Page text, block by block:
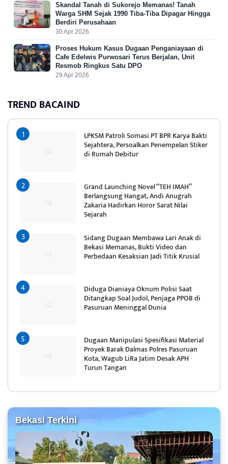
Skandal Tanah di Sukorejo Memanas! Tanah
Warga SHM Sejak 1990 Tiba-Tiba Dipagar Hingga
Berdiri Perusahaan
30 Apr 2026
Proses Hukum Kasus Dugaan Penganiayaan di
Cafe Edelwis Purwosari Terus Berjalan, Unit
Resmob Ringkus Satu DPO
29 Apr 2026
TREND BACAIND
LPKSM Patroli Somasi PT BPR Karya Bakti
Sejahtera, Persoalkan Penempelan Stiker
di Rumah Debitur
Grand Launching Novel “TEH IMAH”
Berlangsung Hangat, Andi Anugrah
Zakaria Hadirkan Horor Sarat Nilai
Sejarah
Sidang Dugaan Membawa Lari Anak di
Bekasi Memanas, Bukti Video dan
Perbedaan Kesaksian Jadi Titik Krusial
Diduga Dianiaya Oknum Polisi Saat
Ditangkap Soal Judol, Penjaga PPOB di
Pasuruan Meninggal Dunia
Dugaan Manipulasi Spesifikasi Material
Proyek Barak Dalmas Polres Pasuruan
Kota, Wagub LiRa Jatim Desak APH
Turun Tangan
Bekasi Terkini